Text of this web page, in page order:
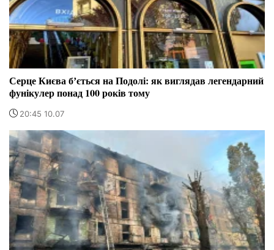
Серце Києва бʼється на Подолі: як виглядав легендарний
фунікулер понад 100 років тому
20:45 10.07